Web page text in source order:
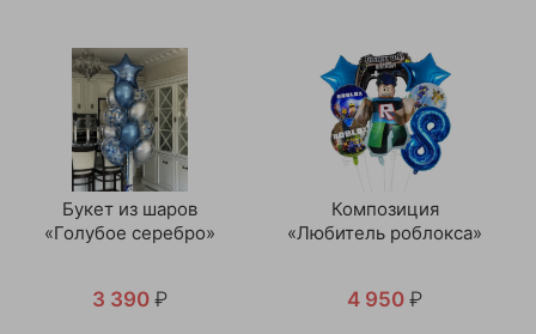
Букет из шаров
«Голубое серебро»
3 390 ₽
Композиция
«Любитель роблокса»
4 950 ₽